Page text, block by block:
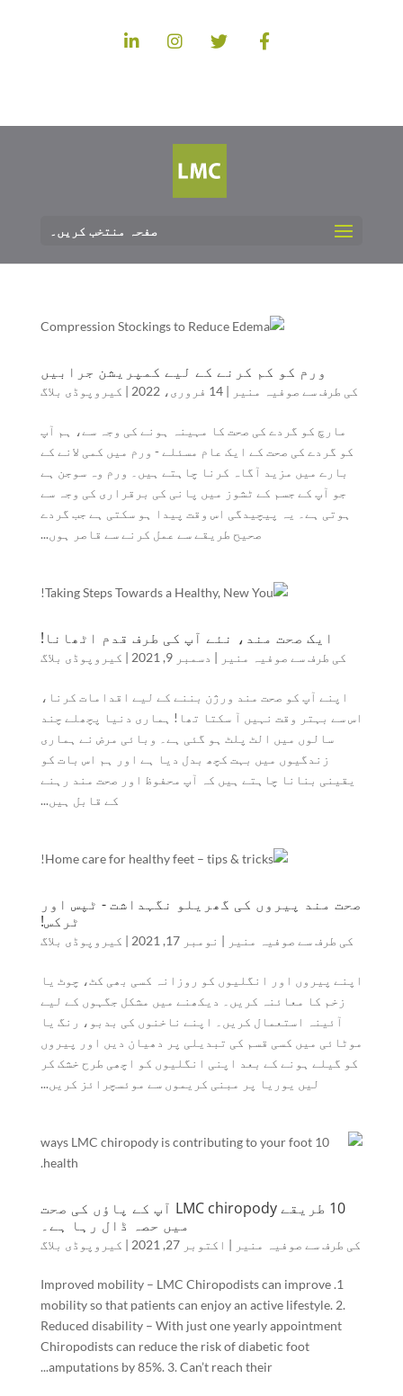
صفحہ منتخب کریں۔
ورم کو کم کرنے کے لیے کمپریشن جرابیں
کی طرف سے صوفیہ منیر |14 فروری، 2022 | کیروپوڈی بلاگ
مارچ کو گردے کی صحت کا مہینہ ہونے کی وجہ سے، ہم آپ
کو گردے کی صحت کے ایک عام مسئلے - ورم میں کمی لانے کے
بارے میں مزید آگاہ کرنا چاہتے ہیں۔ ورم وہ سوجن ہے
جو آپ کے جسم کے ٹشوز میں پانی کی برقراری کی وجہ سے
ہوتی ہے۔ یہ پیچیدگی اس وقت پیدا ہو سکتی ہے جب گردے
صحیح طریقے سے عمل کرنے سے قاصر ہوں...
ایک صحت مند، نئے آپ کی طرف قدم اٹھانا!
کی طرف سے صوفیہ منیر | دسمبر 9, 2021 | کیروپوڈی بلاگ
اپنے آپ کو صحت مند ورژن بننے کے لیے اقدامات کرنا،
اس سے بہتر وقت نہیں آ سکتا تھا! ہماری دنیا پچھلے چند
سالوں میں الٹ پلٹ ہو گئی ہے۔ وبائی مرض نے ہماری
زندگیوں میں بہت کچھ بدل دیا ہے اور ہم اس بات کو
یقینی بنانا چاہتے ہیں کہ آپ محفوظ اور صحت مند رہنے
کے قابل ہیں...
صحت مند پیروں کی گھریلو نگہداشت - ٹپس اور
ٹرکس!
کی طرف سے صوفیہ منیر | نومبر 17, 2021 | کیروپوڈی بلاگ
اپنے پیروں اور انگلیوں کو روزانہ کسی بھی کٹ، چوٹ یا
زخم کا معائنہ کریں۔ دیکھنے میں مشکل جگہوں کے لیے
آئینہ استعمال کریں۔ اپنے ناخنوں کی بدبو، رنگ یا
موٹائی میں کسی قسم کی تبدیلی پر دھیان دیں اور پیروں
کو گیلے ہونے کے بعد اپنی انگلیوں کو اچھی طرح خشک کر
لیں یوریا پر مبنی کریموں سے موئسچرائز کریں...
10 طریقے LMC chiropody آپ کے پاؤں کی صحت
میں حصہ ڈال رہا ہے۔
کی طرف سے صوفیہ منیر | اکتوبر 27, 2021 | کیروپوڈی بلاگ
1. Improved mobility – LMC Chiropodists can improve
mobility so that patients can enjoy an active lifestyle. 2.
Reduced disability – With just one yearly appointment
Chiropodists can reduce the risk of diabetic foot
amputations by 85%. 3. Can’t reach their...